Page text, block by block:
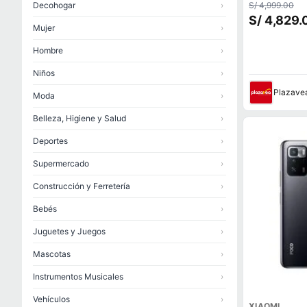
Decohogar ›
Mujer ›
Hombre ›
Niños ›
Moda ›
Belleza, Higiene y Salud ›
Deportes ›
Supermercado ›
Construcción y Ferretería ›
Bebés ›
Juguetes y Juegos ›
Mascotas ›
Instrumentos Musicales ›
Vehículos ›
S/ 4,999.00
S/